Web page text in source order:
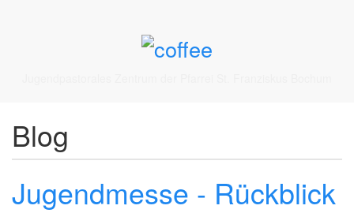
Blog
Jugendmesse - Rückblick